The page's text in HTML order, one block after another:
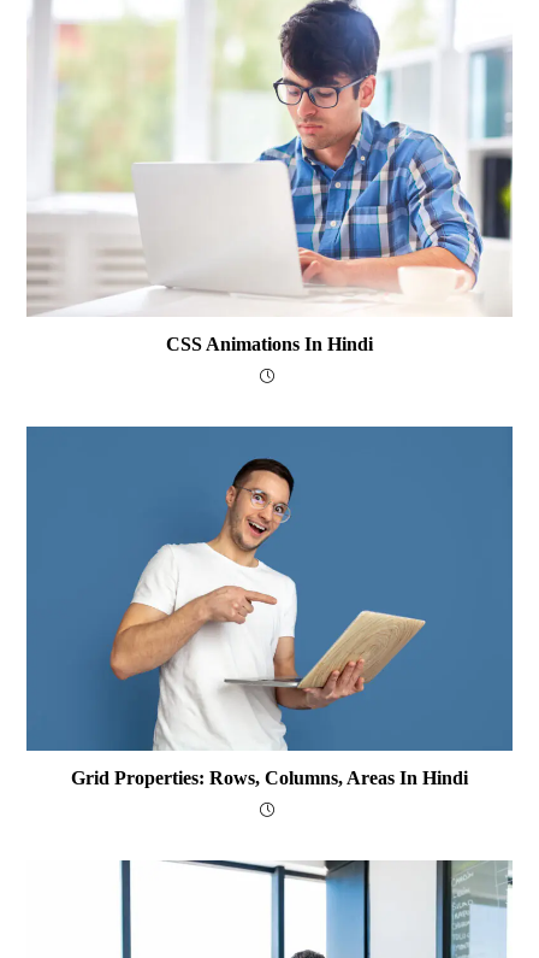
CSS Animations In Hindi
Grid Properties: Rows, Columns, Areas In Hindi